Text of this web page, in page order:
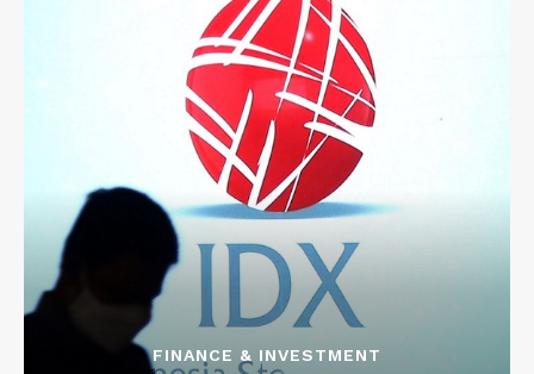
FINANCE & INVESTMENT